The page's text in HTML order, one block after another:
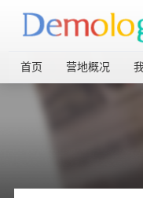
首页 营地概况